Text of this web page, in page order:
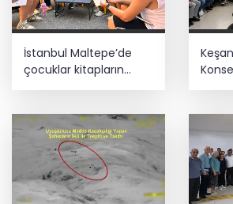
İstanbul Maltepe’de
çocuklar kitapların